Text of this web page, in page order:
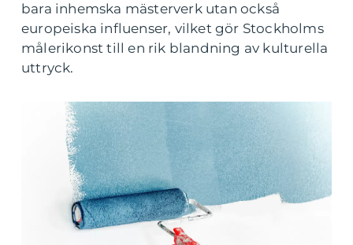
bara inhemska mästerverk utan också
europeiska influenser, vilket gör Stockholms
målerikonst till en rik blandning av kulturella
uttryck.